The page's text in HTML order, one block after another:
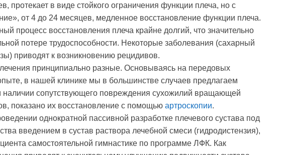
протекает в виде стойкого ограничения функции плеча, но с
от 4 до 24 месяцев, медленное восстановление функции плеча.
процесс восстановления плеча крайне долгий, что значительно
потере трудоспособности. Некоторые заболевания (сахарный
приводят к возникновению рецидивов.
принципиально разные. Основываясь на передовых
в нашей клинике мы в большинстве случаев предлагаем
сопутствующего повреждения сухожилий вращающей
показано их восстановление с помощью артроскопии.
однократной пассивной разработке плечевого сустава под
введением в сустав раствора лечебной смеси (гидродистензия),
самостоятельной гимнастике по программе ЛФК. Как